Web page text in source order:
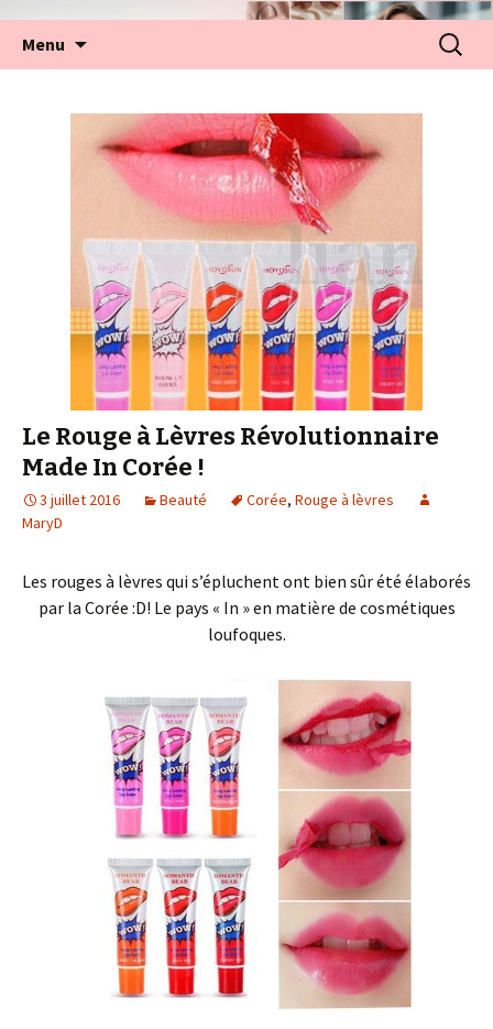
Menu
Le Rouge à Lèvres Révolutionnaire
Made In Corée !
3 juillet 2016 Beauté Corée, Rouge à lèvres
MaryD
Les rouges à lèvres qui s’épluchent ont bien sûr été élaborés
par la Corée :D! Le pays « In » en matière de cosmétiques
loufoques.